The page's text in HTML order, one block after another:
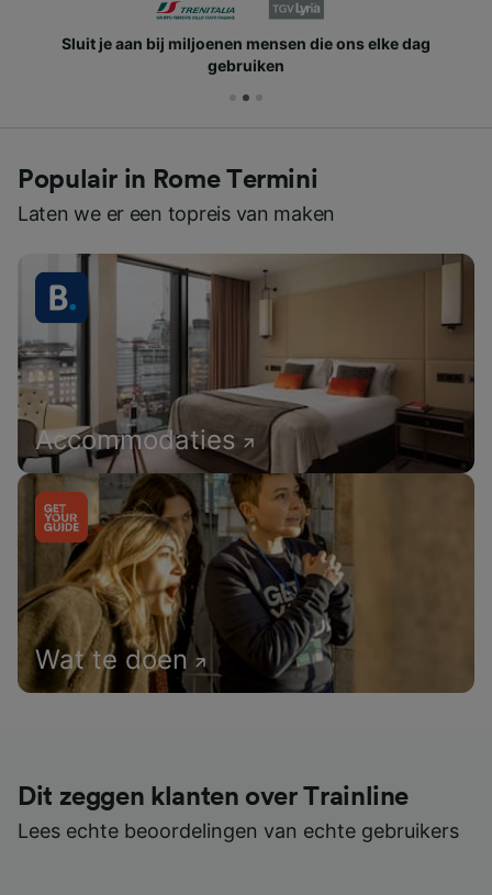
Sluit je aan bij miljoenen mensen die ons elke dag
gebruiken
Populair in Rome Termini
Laten we er een topreis van maken
Accommodaties
Wat te doen
Dit zeggen klanten over Trainline
Lees echte beoordelingen van echte gebruikers